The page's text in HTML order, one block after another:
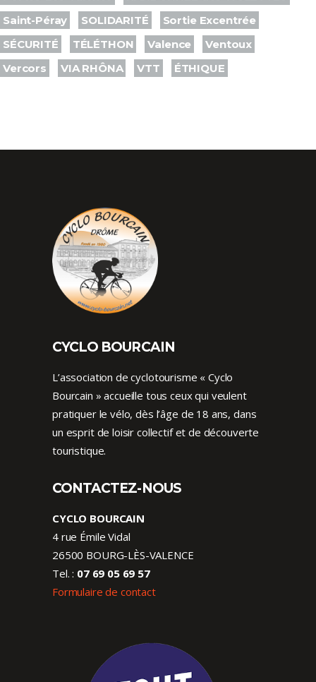
Saint-Péray
SOLIDARITÉ
Sortie Excentrée
SÉCURITÉ
TÉLÉTHON Valence
Ventoux
Vercors
VIA RHÔNA VTT ÉTHIQUE
CYCLO BOURCAIN
L’association de cyclotourisme « Cyclo
Bourcain » accueille tous ceux qui veulent
pratiquer le vélo, dès l’âge de 18 ans, dans
un esprit de loisir collectif et de découverte
touristique.
CONTACTEZ-NOUS
CYCLO BOURCAIN
4 rue Émile Vidal
26500 BOURG-LÈS-VALENCE
Tel. : 07 69 05 69 57
Formulaire de contact